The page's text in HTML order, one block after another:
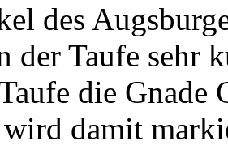
des
der Taufe sehr
die Gnade
damit